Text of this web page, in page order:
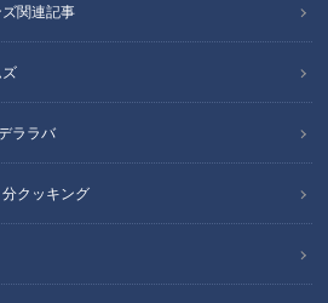
関連記事
ララバ
クッキング
配信期限 2026年12月23日（水）12:00まで
ラバ